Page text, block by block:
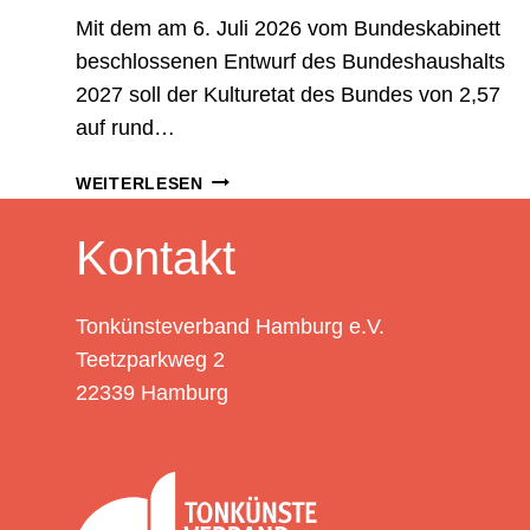
Mit dem am 6. Juli 2026 vom Bundeskabinett
beschlossenen Entwurf des Bundeshaushalts
2027 soll der Kulturetat des Bundes von 2,57
auf rund…
WEITERLESENGEPLANTE
KÜRZUNGEN
BUNDESKULTURHAUSHALT
SCHLAG
FÜR
DIE
FÜR
Kontakt
Tonkünsteverband Hamburg e.V.
Teetzparkweg 2
22339 Hamburg